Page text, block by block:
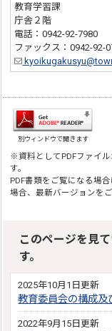
教育学習課
庁舎２階
電話：0942-92-7980
ファックス：0942-92-
別ウィンドウで開きます
※資料としてPDFファイ
す。
PDF書類をご覧になる場
場合、最新バージョンを
このページを見
す。
2025年10月1日更新
教育委員会の構成及
2022年9月15日更新